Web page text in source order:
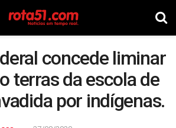
concede liminar
terras da escola de
por indígenas.